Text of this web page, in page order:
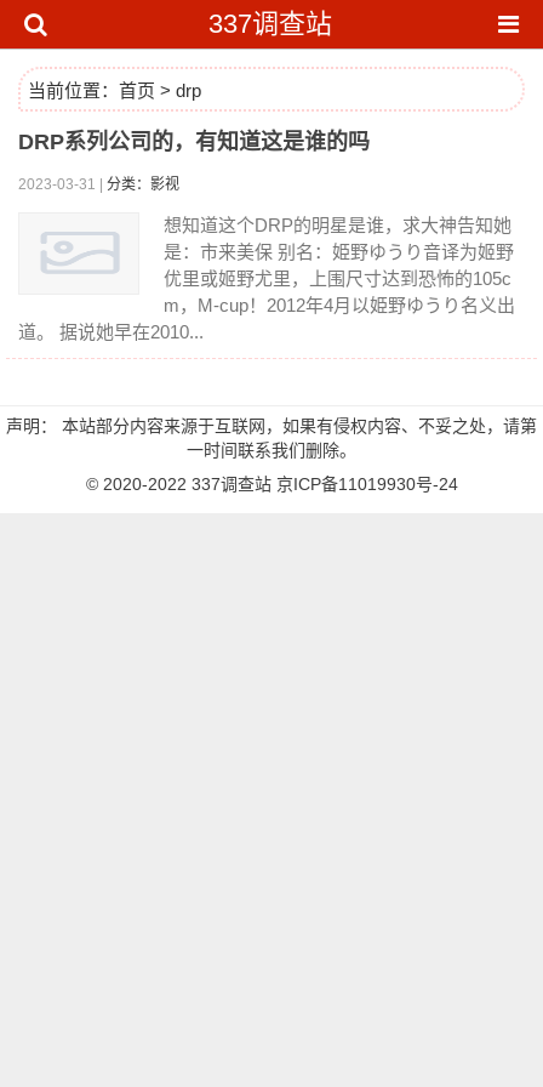
337调查站
当前位置： 首页 > drp
DRP系列公司的，有知道这是谁的吗
2023-03-31 | 分类：影视
想知道这个DRP的明星是谁，求大神告知她
是：市来美保 别名：姫野ゆうり音译为姬野
优里或姬野尤里，上围尺寸达到恐怖的105c
m，M-cup！2012年4月以姫野ゆうり名义出
道。 据说她早在2010...
声明： 本站部分内容来源于互联网，如果有侵权内容、不妥之处，请第
一时间联系我们删除。
© 2020-2022 337调查站 京ICP备11019930号-24